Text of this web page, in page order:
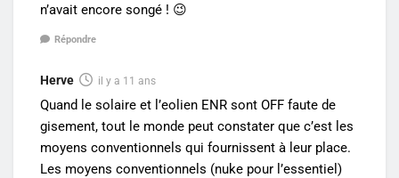
n’avait encore songé ! 😉
Répondre
Herve il y a 11 ans
Quand le solaire et l’eolien ENR sont OFF faute de
gisement, tout le monde peut constater que c’est les
moyens conventionnels qui fournissent à leur place.
Les moyens conventionnels (nuke pour l’essentiel)